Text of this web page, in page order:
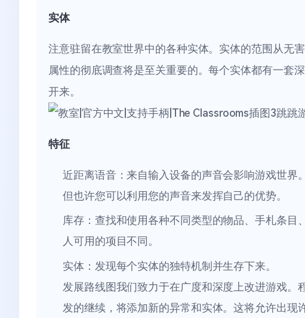
实体
注意驻留在教室世界中的各种实体。实体的范围从无
属性的彻底调查将是至关重要的。每个实体都有一套
开来。
特征
近距离语音：来自输入设备的声音会影响游戏世界
但也许您可以利用您的声音来发挥自己的优势。
库存：查找和使用各种不同类型的物品、手札条
人可用的项目不同。
实体：发现每个实体的独特机制并生存下来。
发展路线图我们致力于在广度和深度上改进游戏
发的继续，将添加新的异常和实体。这将允许出现